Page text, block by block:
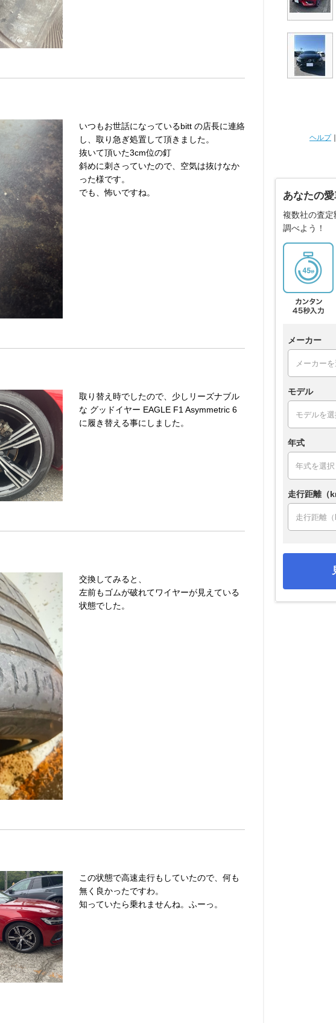
いつもお世話になっているbitt の店長に連絡
し、取り急ぎ処置して頂きました。
抜いて頂いた3cm位の釘
斜めに刺さっていたので、空気は抜けなか
った様です。
でも、怖いですね。
取り替え時でしたので、少しリーズナブル
な グッドイヤー EAGLE F1 Asymmetric 6
に履き替える事にしました。
交換してみると、
左前もゴムが破れてワイヤーが見えている
状態でした。
この状態で高速走行もしていたので、何も
無く良かったですわ。
知っていたら乗れませんね。ふーっ。
ヘルプ｜
あなたの
複数社の査定
調べよう！
メーカー
モデル
年式
走行距離（